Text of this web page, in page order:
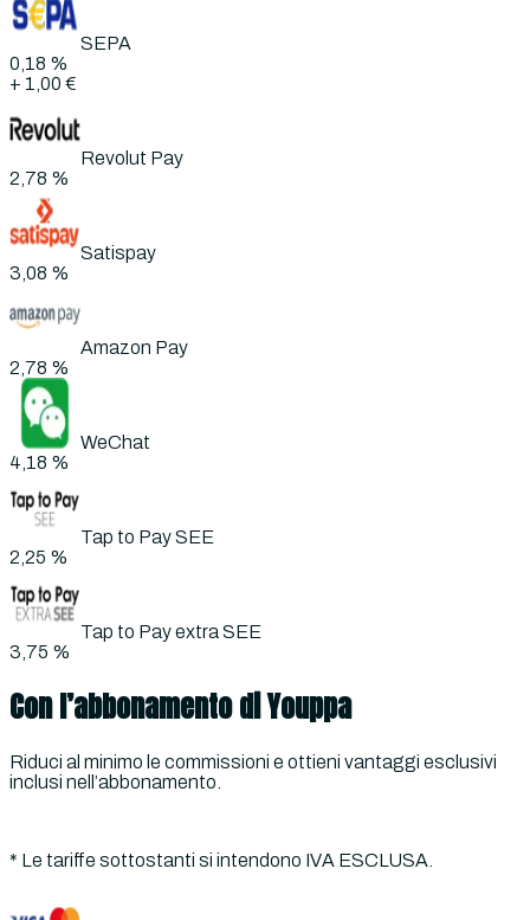
SEPA
0,18 %
+ 1,00 €
Revolut Pay
2,78 %
Satispay
3,08 %
Amazon Pay
2,78 %
WeChat
4,18 %
Tap to Pay SEE
2,25 %
Tap to Pay extra SEE
3,75 %
Con l’abbonamento di Youppa
Riduci al minimo le commissioni e ottieni vantaggi esclusivi
inclusi nell’abbonamento.
* Le tariffe sottostanti si intendono IVA ESCLUSA.